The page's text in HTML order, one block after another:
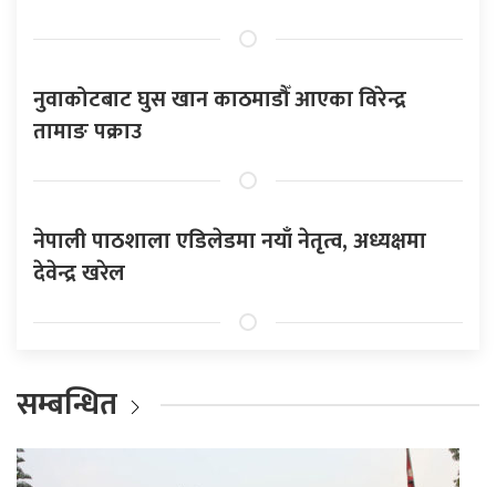
नुवाकोटबाट घुस खान काठमाडौँ आएका विरेन्द्र
तामाङ पक्राउ
नेपाली पाठशाला एडिलेडमा नयाँ नेतृत्व, अध्यक्षमा
देवेन्द्र खरेल
सम्बन्धित